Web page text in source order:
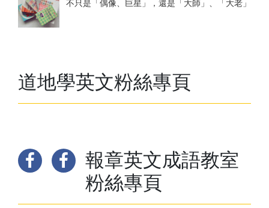
不只是「偶像、巨星」，還是「大師」、「大老」
道地學英文粉絲專頁
報章英文成語教室
粉絲專頁